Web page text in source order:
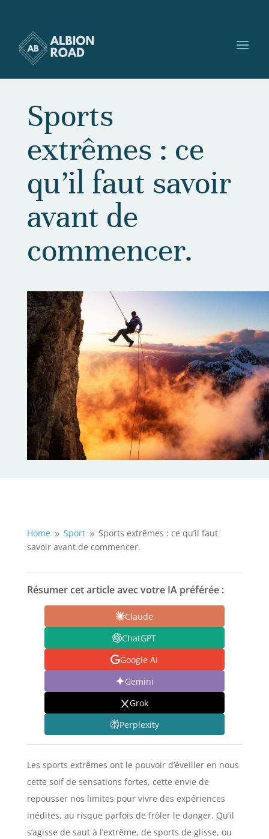
Sports
extrêmes : ce
qu’il faut savoir
avant de
commencer.
Home 9 Sport 9 Sports extrêmes : ce qu’il faut
savoir avant de commencer.
Résumer cet article avec votre IA préférée :
Claude
ChatGPT
Google AI
Gemini
Grok
Perplexity
Les sports extrêmes ont le pouvoir d’éveiller en nous
cette soif de sensations fortes, cette envie de
repousser nos limites pour vivre des expériences
inédites, au risque parfois de frôler le danger. Qu’il
s’agisse de saut à l’extrême, de sports de glisse, ou